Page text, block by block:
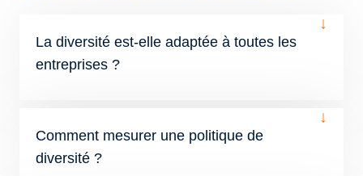
La diversité est-elle adaptée à toutes les
entreprises ?
↓
Comment mesurer une politique de
diversité ?
↓